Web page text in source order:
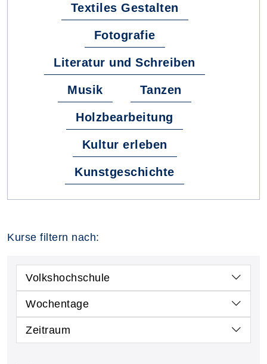
Textiles Gestalten
Fotografie
Literatur und Schreiben
Musik Tanzen
Holzbearbeitung
Kultur erleben
Kunstgeschichte
Kurse filtern nach:
Volkshochschule
Wochentage
Zeitraum